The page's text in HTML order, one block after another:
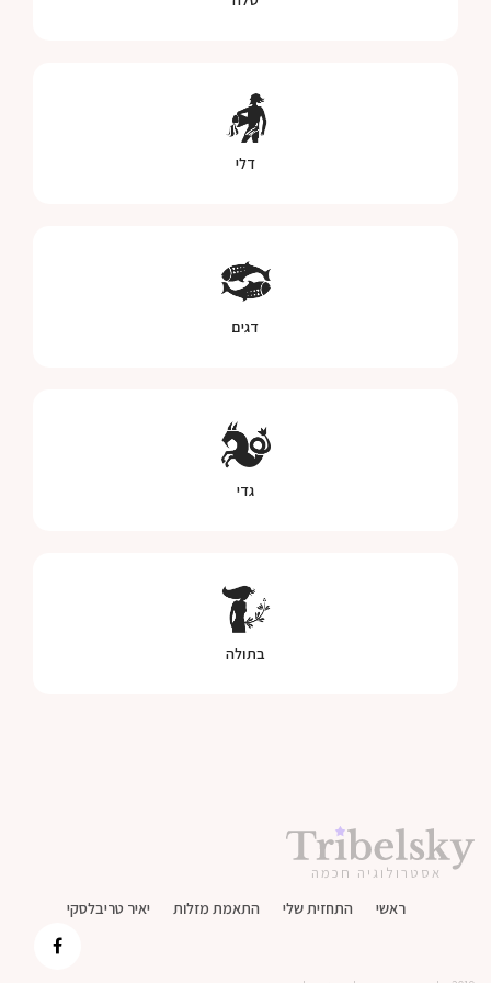
דלי
דגים
גדי
בתולה
אסטרולוגיה חכמה
ראשי התחזית שלי התאמת מזלות יאיר טריבלסקי